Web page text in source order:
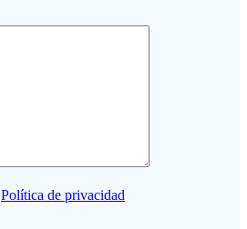
Política de privacidad